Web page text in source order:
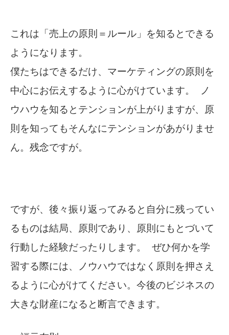
これは「売上の原則＝ルール」を知るとできる
ようになります。
僕たちはできるだけ、マーケティングの原則を
中心にお伝えするように心がけています。
ノ
ウハウを知るとテンションが上がりますが、原
則を知ってもそんなにテンションがあがりませ
ん。残念ですが。
ですが、後々振り返ってみると自分に残ってい
るものは結局、原則であり、原則にもとづいて
行動した経験だったりします。 ぜひ何かを学
習する際には、ノウハウではなく原則を押さえ
るように心がけてください。今後のビジネスの
大きな財産になると断言できます。